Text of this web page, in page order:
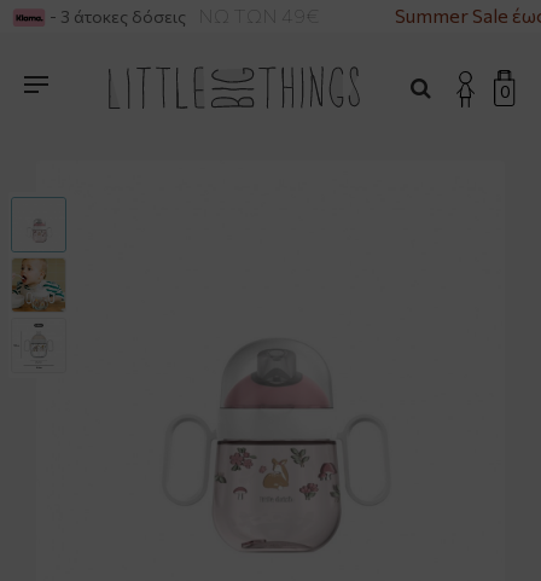
ΓΙΑ ΑΓΟΡΕΣ ΑΝΩ ΤΩΝ 49€ Summer Sale
- 3 άτοκες δόσεις
0